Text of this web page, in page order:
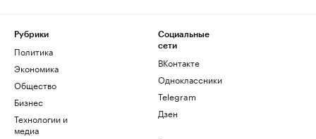
Рубрики
Политика
Экономика
Общество
Бизнес
Технологии и
медиа
Социальные
сети
ВКонтакте
Одноклассники
Telegram
Дзен